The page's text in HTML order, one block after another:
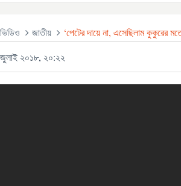
ভিডিও জাতীয়
‘পেটের দায়ে না, এসেছিলাম কুকুরের
২০১৮, ২০:২২